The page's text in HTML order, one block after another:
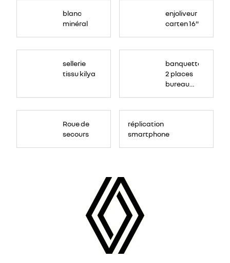
blanc
minéral
enjoliveur
carten 16"
sellerie
tissu kilya
banquette
2 places
bureau
Roue de
secours
réplication
smartphone